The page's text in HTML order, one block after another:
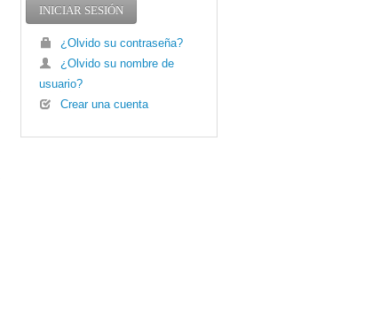
¿Olvido su contraseña?
¿Olvido su nombre de
usuario?
Crear una cuenta